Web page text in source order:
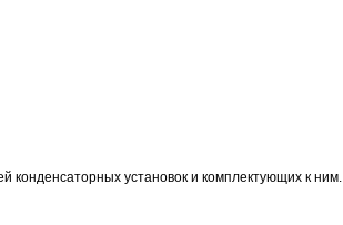
конденсаторных установок и комплектующих к ним.